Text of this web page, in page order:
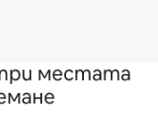
местата